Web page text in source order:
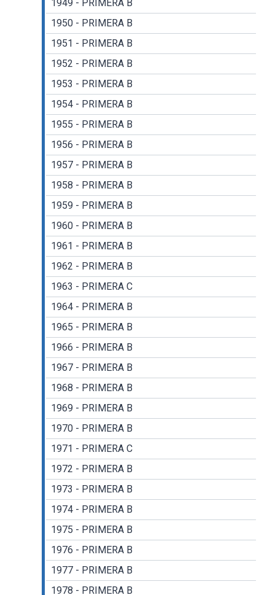
1949 - PRIMERA B
1950 - PRIMERA B
1951 - PRIMERA B
1952 - PRIMERA B
1953 - PRIMERA B
1954 - PRIMERA B
1955 - PRIMERA B
1956 - PRIMERA B
1957 - PRIMERA B
1958 - PRIMERA B
1959 - PRIMERA B
1960 - PRIMERA B
1961 - PRIMERA B
1962 - PRIMERA B
1963 - PRIMERA C
1964 - PRIMERA B
1965 - PRIMERA B
1966 - PRIMERA B
1967 - PRIMERA B
1968 - PRIMERA B
1969 - PRIMERA B
1970 - PRIMERA B
1971 - PRIMERA C
1972 - PRIMERA B
1973 - PRIMERA B
1974 - PRIMERA B
1975 - PRIMERA B
1976 - PRIMERA B
1977 - PRIMERA B
1978 - PRIMERA B